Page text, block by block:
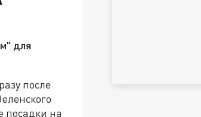
для
после
посадки на